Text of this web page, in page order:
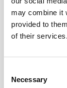
may combine it
provided to
of their services.
Selection
Necessary
Kontakt &